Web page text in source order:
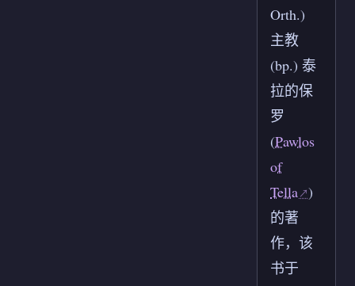
Orth.)
主教
(bp.) 泰
拉的保
罗
(Pawlos
of
Tella )
的著
作，该
书于